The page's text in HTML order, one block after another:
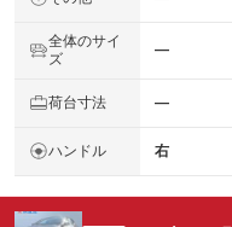
全体のサイ
ズ
―
荷台寸法 ―
ハンドル 右